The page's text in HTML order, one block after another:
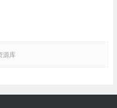
1页（共 3页）
源库